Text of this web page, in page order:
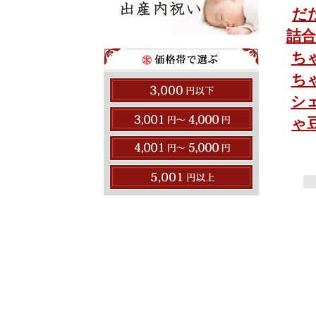
だ
詰
ち
ち
シ
ゃ